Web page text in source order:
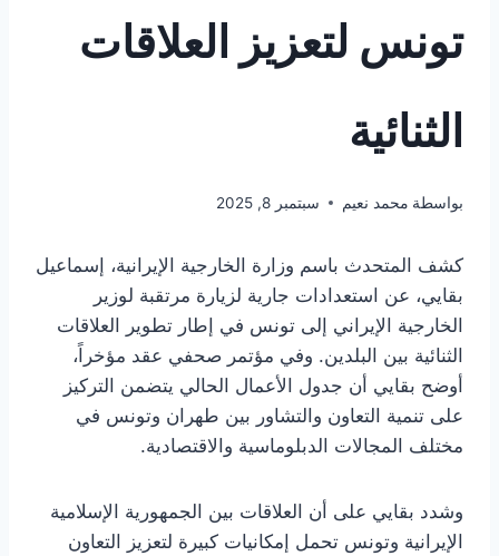
تونس لتعزيز العلاقات
الثنائية
بواسطة محمد نعيم سبتمبر 8, 2025
كشف المتحدث باسم وزارة الخارجية الإيرانية، إسماعيل
بقايي، عن استعدادات جارية لزيارة مرتقبة لوزير
الخارجية الإيراني إلى تونس في إطار تطوير العلاقات
الثنائية بين البلدين. وفي مؤتمر صحفي عقد مؤخراً،
أوضح بقايي أن جدول الأعمال الحالي يتضمن التركيز
على تنمية التعاون والتشاور بين طهران وتونس في
مختلف المجالات الدبلوماسية والاقتصادية.
وشدد بقايي على أن العلاقات بين الجمهورية الإسلامية
الإيرانية وتونس تحمل إمكانيات كبيرة لتعزيز التعاون